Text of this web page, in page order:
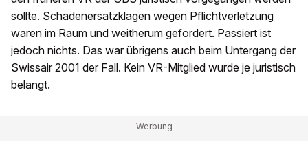
sollte. Schadenersatzklagen wegen Pflichtverletzung
waren im Raum und weitherum gefordert. Passiert ist
jedoch nichts. Das war übrigens auch beim Untergang der
Swissair 2001 der Fall. Kein VR-Mitglied wurde je juristisch
belangt.